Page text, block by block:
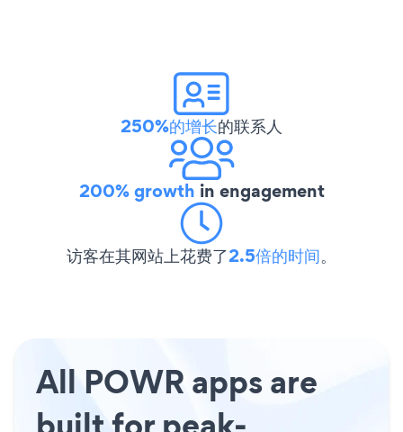
250%的增长的联系人
200% growth in engagement
访客在其网站上花费了2.5倍的时间。
All POWR apps are